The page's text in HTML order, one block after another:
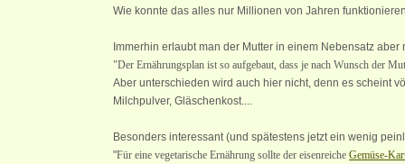
Wie konnte das alles nur Millionen von Jahren
Immerhin erlaubt man der Mutter in einem Nebensatz
"Der Ernährungsplan ist so aufgebaut, dass je nach Wunsch der
Aber unterschieden wird auch hier nicht, denn es scheint
Milchpulver, Gläschenkost....
Besonders interessant (und spätestens jetzt ein wenig
"Für eine vegetarische Ernährung sollte der eisenreiche Gemüse-